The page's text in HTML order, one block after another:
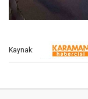
Kaynak: